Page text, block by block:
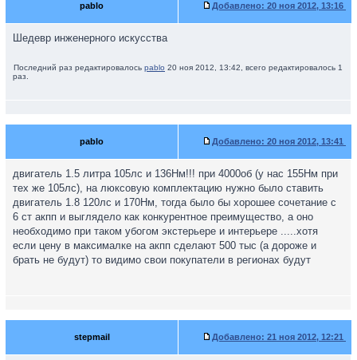
безопасности водителя и переднего пассажира.
На СП GM Uzbekistan (проектная мощность – 250 тысяч
http://www.zr.ru/content/news/471022-ch... konvejjer/
pablo Добавлено: 20 ноя 2012, 13:16
Шедевр инженерного искусства
Последний раз редактировалось pablo 20 ноя 2012, 13:42, всего редактировалось 1
раз.
pablo Добавлено: 20 ноя 2012, 13:41
двигатель 1.5 литра 105лс и 136Нм!!! при 4000об (у нас 155Нм при
тех же 105лс), на люксовую комплектацию нужно было ставить
двигатель 1.8 120лс и 170Нм, тогда было бы хорошее сочетание с
6 ст акпп и выглядело как конкурентное преимущество, а оно
необходимо при таком убогом экстерьере и интерьере .....хотя
если цену в максималке на акпп сделают 500 тыс (а дороже и
брать не будут) то видимо свои покупатели в регионах будут
stepmail Добавлено: 21 ноя 2012, 12:21